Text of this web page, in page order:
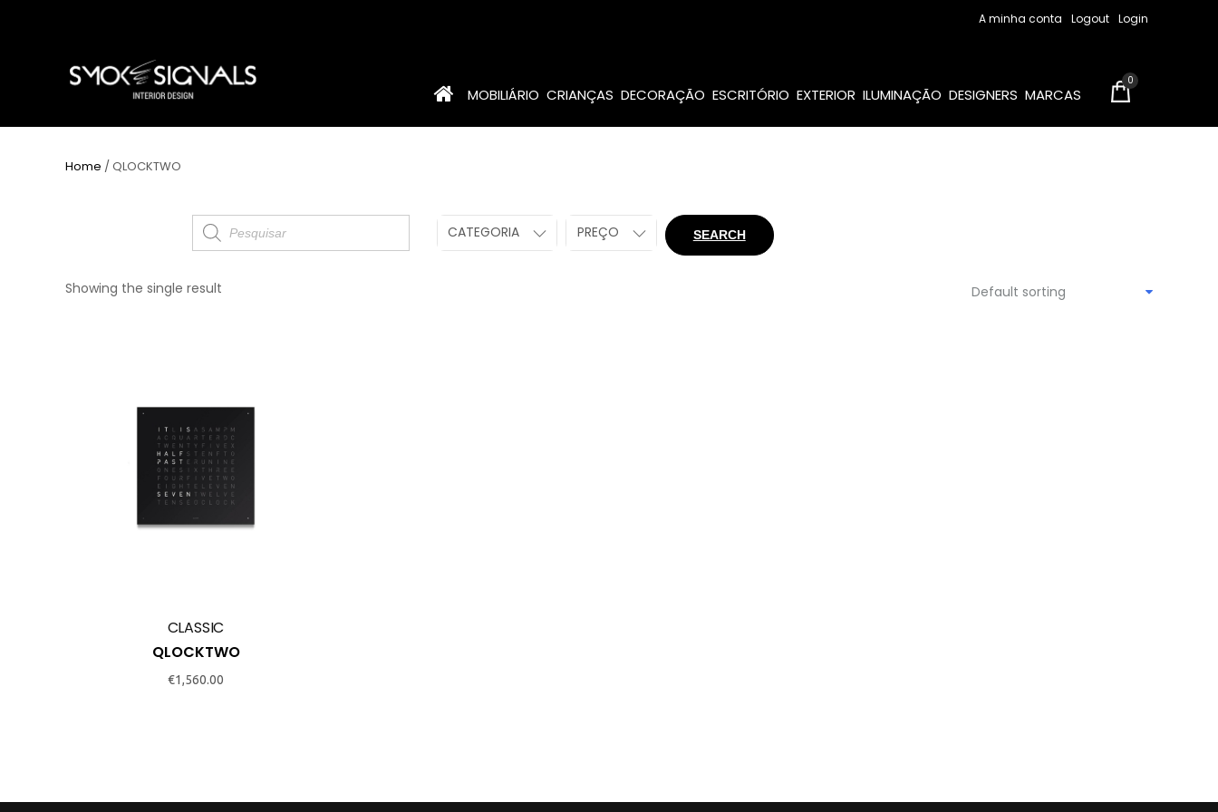
A minha conta Logout Login
MOBILIÁRIO CRIANÇAS DECORAÇÃO ESCRITÓRIO EXTERIOR ILUMINAÇÃO DESIGNERS MARCAS
0
Home / QLOCKTWO
Products
search CATEGORIA PREÇO SEARCH
Showing the single result Default sorting
CLASSIC
QLOCKTWO
€1,560.00